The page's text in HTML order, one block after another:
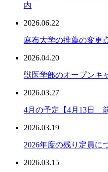
内
2026.06.22
麻布大学の推薦の変更
2026.04.20
獣医学部のオープンキ
2026.03.27
4月の予定【4月13日
2026.03.19
2026年度の残り定員に
2026.03.15